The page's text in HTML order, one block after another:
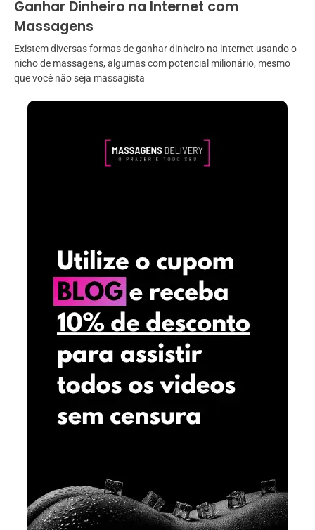
Ganhar Dinheiro na Internet com
Massagens
Existem diversas formas de ganhar dinheiro na internet usando o
nicho de massagens, algumas com potencial milionário, mesmo
que você não seja massagista